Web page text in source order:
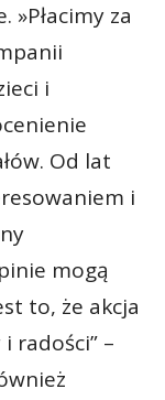
»Płacimy za
i
Od lat
i
mogą
to, że akcja
radości” –